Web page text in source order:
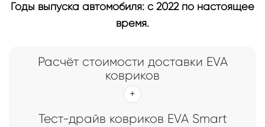
Годы выпуска автомобиля: с 2022 по настоящее
время.
Расчёт стоимости доставки EVA
ковриков
Тест-драйв ковриков EVA Smart